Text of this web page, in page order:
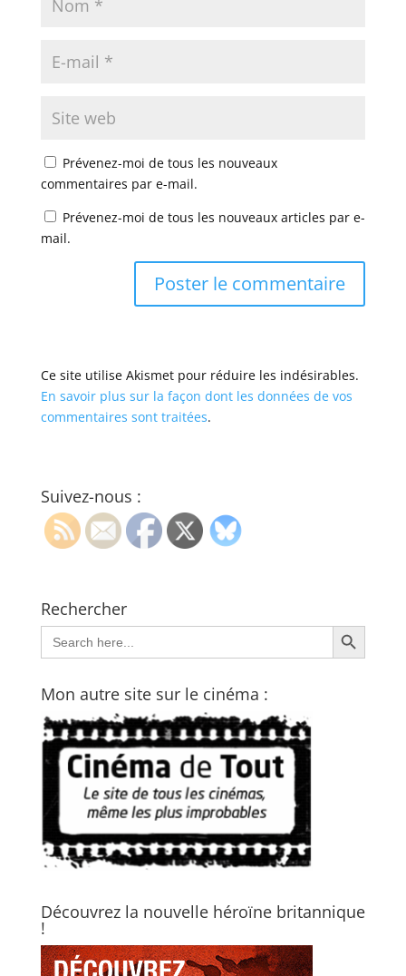
Prévenez-moi de tous les nouveaux
commentaires par e-mail.
Prévenez-moi de tous les nouveaux articles par e-
mail.
Ce site utilise Akismet pour réduire les indésirables.
En savoir plus sur la façon dont les données de vos
commentaires sont traitées.
Suivez-nous :
Rechercher
Search
for:
Search Button
Mon autre site sur le cinéma :
Découvrez la nouvelle héroïne britannique
!